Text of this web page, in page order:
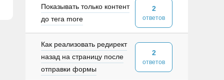
Показывать только контент
до тега more
2
ответов
Как реализовать редирект
назад на страницу после
отправки формы
2
ответов